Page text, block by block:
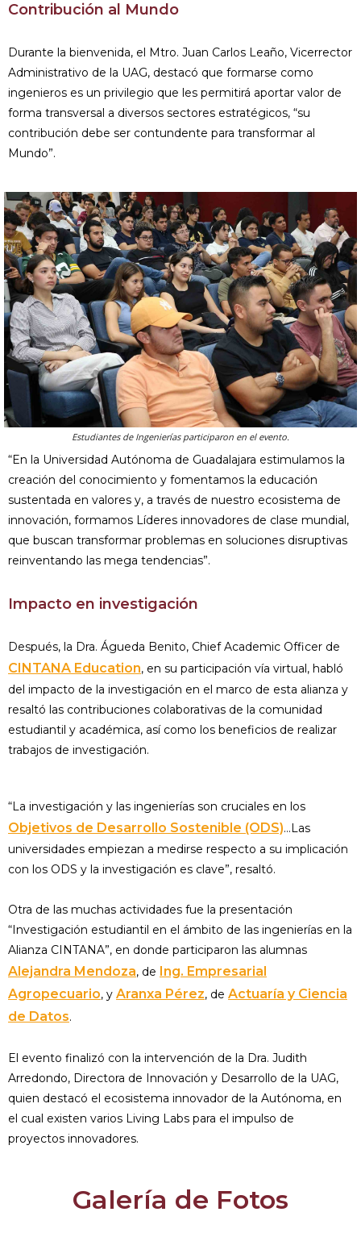
Contribución al Mundo
Durante la bienvenida, el Mtro. Juan Carlos Leaño, Vicerrector
Administrativo de la UAG, destacó que formarse como
ingenieros es un privilegio que les permitirá aportar valor de
forma transversal a diversos sectores estratégicos, “su
contribución debe ser contundente para transformar al
Mundo”.
Estudiantes de Ingenierías participaron en el evento.
“En la Universidad Autónoma de Guadalajara estimulamos la
creación del conocimiento y fomentamos la educación
sustentada en valores y, a través de nuestro ecosistema de
innovación, formamos Líderes innovadores de clase mundial,
que buscan transformar problemas en soluciones disruptivas
reinventando las mega tendencias”.
Impacto en investigación
Después, la Dra. Águeda Benito, Chief Academic Officer de
CINTANA Education, en su participación vía virtual, habló
del impacto de la investigación en el marco de esta alianza y
resaltó las contribuciones colaborativas de la comunidad
estudiantil y académica, así como los beneficios de realizar
trabajos de investigación.
“La investigación y las ingenierías son cruciales en los
Objetivos de Desarrollo Sostenible (ODS)…Las
universidades empiezan a medirse respecto a su implicación
con los ODS y la investigación es clave”, resaltó.
Otra de las muchas actividades fue la presentación
“Investigación estudiantil en el ámbito de las ingenierías en la
Alianza CINTANA”, en donde participaron las alumnas
Alejandra Mendoza, de Ing. Empresarial
Agropecuario, y Aranxa Pérez, de Actuaría y Ciencia
de Datos.
El evento finalizó con la intervención de la Dra. Judith
Arredondo, Directora de Innovación y Desarrollo de la UAG,
quien destacó el ecosistema innovador de la Autónoma, en
el cual existen varios Living Labs para el impulso de
proyectos innovadores.
Galería de Fotos